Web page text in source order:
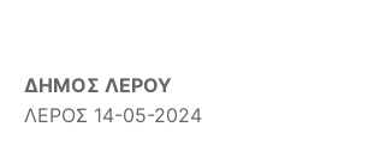
ΔΗΜΟΣ
ΛΕΡΟΣ 14-05-2024